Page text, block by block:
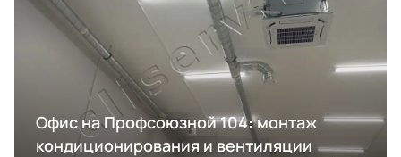
Офис на Профсоюзной 104: монтаж
кондиционирования и вентиляции